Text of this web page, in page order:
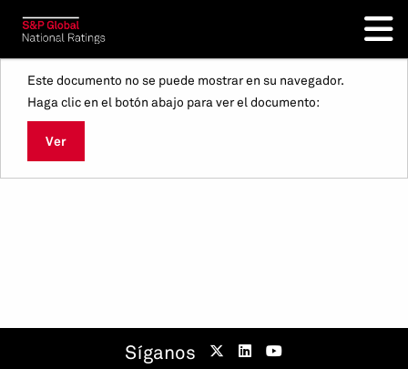
Este documento no se puede mostrar en su navegador.
Haga clic en el botón abajo para ver el documento:
Ver
Síganos